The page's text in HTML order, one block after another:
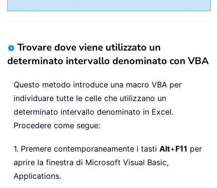
Trovare dove viene utilizzato un
determinato intervallo denominato con VBA
Questo metodo introduce una macro VBA per
individuare tutte le celle che utilizzano un
determinato intervallo denominato in Excel.
Procedere come segue:
1. Premere contemporaneamente i tasti Alt+F11 per
aprire la finestra di Microsoft Visual Basic,
Applications.